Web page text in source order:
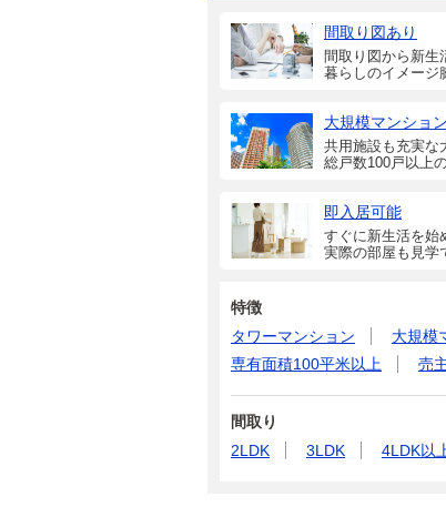
間取り図あり
間取り図から新生
暮らしのイメージ
大規模マンション
共用施設も充実な
総戸数100戸以上
即入居可能
すぐに新生活を始
実際の部屋も見学
特徴
タワーマンション
大規模
専有面積100平米以上
売
間取り
2LDK
3LDK 4LDK以